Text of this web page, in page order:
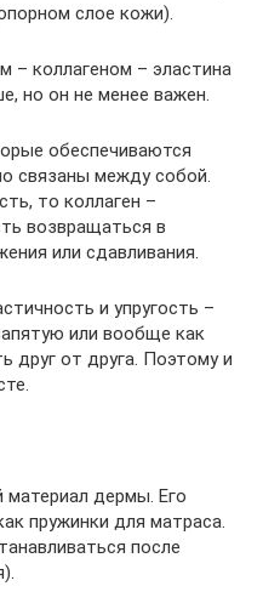
слое кожи).
– коллагеном – эластина
но он не менее важен.
обеспечиваются
связаны между собой.
то коллаген –
возвращаться в
или сдавливания.
и упругость –
или вообще как
друг от друга. Поэтому и
материал дермы. Его
пружинки для матраса.
после